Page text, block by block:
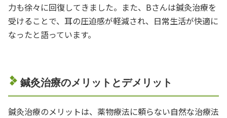
力も徐々に回復してきました。また、Bさんは鍼灸治療を
受けることで、耳の圧迫感が軽減され、日常生活が快適に
なったと語っています。
鍼灸治療のメリットとデメリット
鍼灸治療のメリットは、薬物療法に頼らない自然な治療法